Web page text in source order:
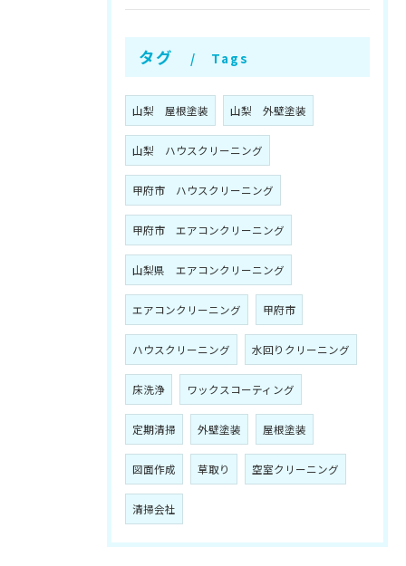
タグ Tags
山梨 屋根塗装 山梨 外壁塗装
山梨 ハウスクリーニング
甲府市 ハウスクリーニング
甲府市 エアコンクリーニング
山梨県 エアコンクリーニング
エアコンクリーニング 甲府市
ハウスクリーニング 水回りクリーニング
床洗浄 ワックスコーティング
定期清掃 外壁塗装 屋根塗装
図面作成 草取り 空室クリーニング
清掃会社